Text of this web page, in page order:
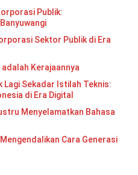
Publik:
Sektor Publik di Era
Kerajaannya
Lagi Sekadar Istilah Teknis:
di Era Digital
Menyelamatkan Bahasa
Cara Generasi